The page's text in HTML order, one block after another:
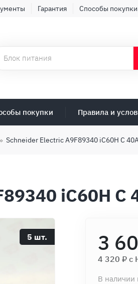
Гарантия Способы покупки
покупки Правила и
Schneider Electric A9F89340 iC60H C
iC60H C
5 шт. 3
4 320 ₽ c
В наличии